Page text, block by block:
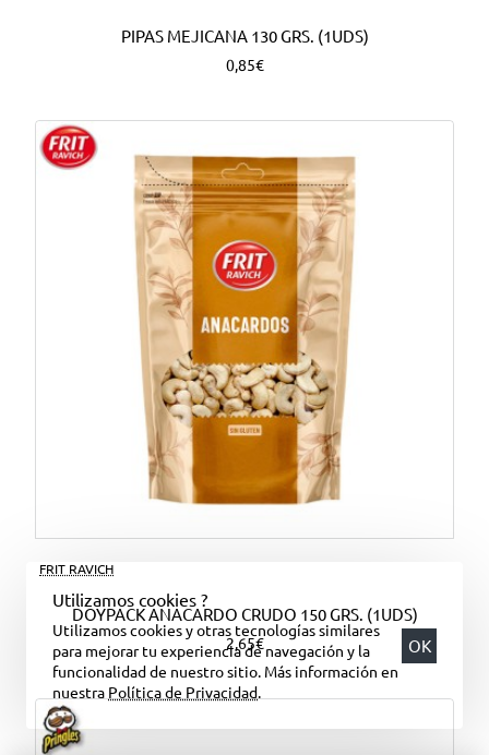
Utilizamos cookies ?
Utilizamos cookies y otras tecnologías similares
para mejorar tu experiencia de navegación y la
funcionalidad de nuestro sitio. Más información en
nuestra Política de Privacidad.
OK
PIPAS MEJICANA 130 GRS. (1UDS)
0,85€
FRIT RAVICH
DOYPACK ANACARDO CRUDO 150 GRS. (1UDS)
2,65€